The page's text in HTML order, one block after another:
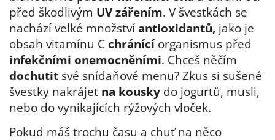
před škodlivým UV zářením. V švestkách se
nachází velké množství antioxidantů, jako je
obsah vitamínu C chránícíorganismus před
infekčními onemocněními. Chceš něčím
dochutit své snídaňové menu? Zkus si sušené
švestky nakrájet na kousky do jogurtů, musli,
nebo do vynikajících rýžových vloček.
Pokud máš trochu času a chuť na něco